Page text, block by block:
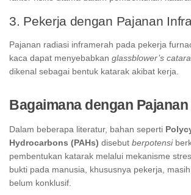
3. Pekerja dengan Pajanan
Pajanan radiasi inframerah pada pekerja
kaca dapat menyebabkan glassblower’s
dikenal sebagai bentuk katarak akibat kerja.
Bagaimana dengan
Dalam beberapa literatur, bahan seperti
Hydrocarbons (PAHs) disebut berpotensi
pembentukan katarak melalui mekanisme
bukti pada manusia, khususnya pekerja,
belum konklusif.